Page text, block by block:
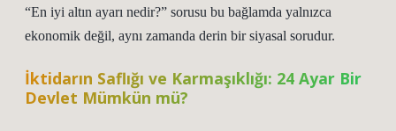
“En iyi altın ayarı nedir?” sorusu bu bağlamda yalnızca
ekonomik değil, aynı zamanda derin bir siyasal sorudur.
İktidarın Saflığı ve Karmaşıklığı: 24 Ayar Bir
Devlet Mümkün mü?